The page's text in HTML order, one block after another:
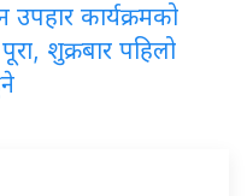
उपहार कार्यक्रमको
पूरा, शुक्रबार पहिलो